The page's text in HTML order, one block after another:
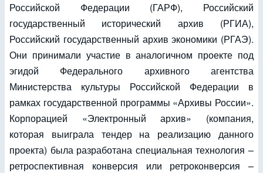
Российской Федерации (ГАРФ), Российский
государственный исторический архив (РГИА),
Российский государственный архив экономики (РГАЭ).
Они принимали участие в аналогичном проекте под
эгидой Федерального архивного агентства
Министерства культуры Российской Федерации в
рамках государственной программы «Архивы России».
Корпорацией «Электронный архив» (компания,
которая выиграла тендер на реализацию данного
проекта) была разработана специальная технология –
ретроспективная конверсия или ретроконверсия –